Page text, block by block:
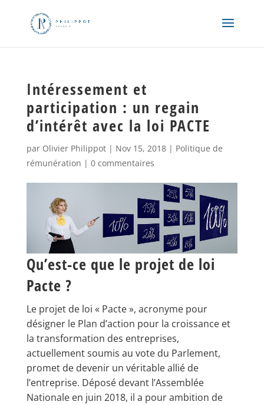
Intéressement et
participation : un regain
d’intérêt avec la loi PACTE
par Olivier Philippot| Nov 15, 2018| Politique de
rémunération | 0 commentaires
Qu’est-ce que le projet de loi
Pacte ?
Le projet de loi « Pacte », acronyme pour
désigner le Plan d’action pour la croissance et
la transformation des entreprises,
actuellement soumis au vote du Parlement,
promet de devenir un véritable allié de
l’entreprise. Déposé devant l’Assemblée
Nationale en juin 2018, il a pour ambition de